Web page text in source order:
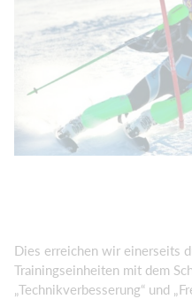
Dies erreichen wir einerseits
Trainingseinheiten mit dem
„Technikverbesserung“ und